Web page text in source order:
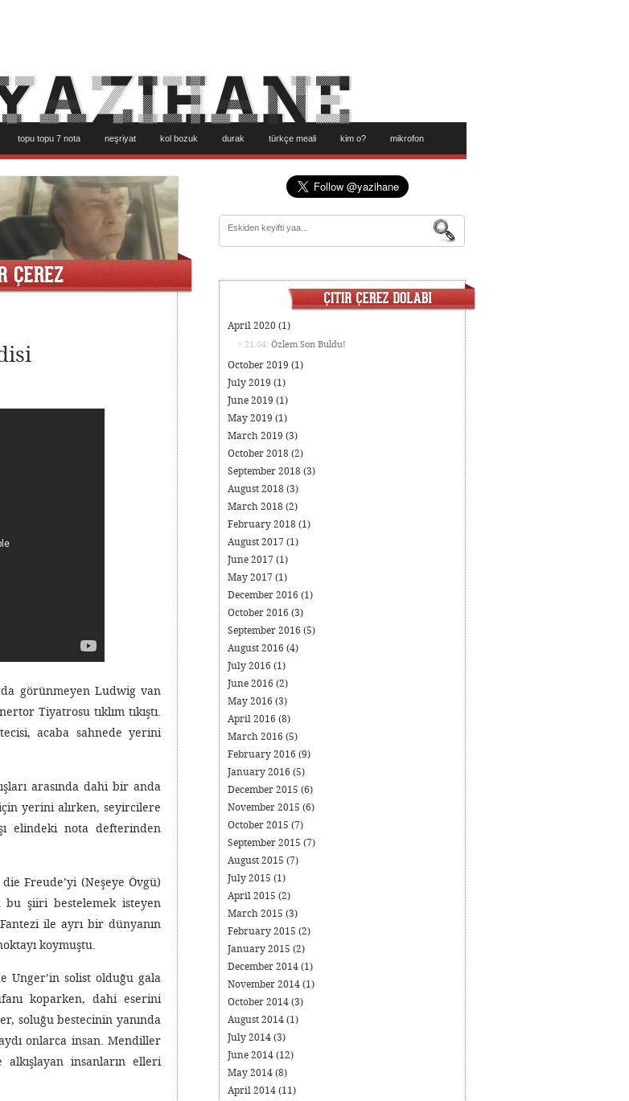
topu topu 7 nota neşriyat kol bozuk durak türkçe meali kim o? mikrofon
görünmeyen Ludwig van
Tiyatrosu tıklım tıkıştı.
acaba sahnede yerini
arasında dahi bir anda
yerini alırken, seyircilere
elindeki nota defterinden
Freude’yi (Neşeye Övgü)
bu şiiri bestelemek isteyen
ile ayrı bir dünyanın
koymuştu.
Unger’in solist olduğu gala
koparken, dahi eserini
soluğu bestecinin yanında
onlarca insan. Mendiller
alkışlayan insanların elleri
April 2020(1)
> 21.04: Özlem Son Buldu!
October 2019 (1)
July 2019 (1)
June 2019 (1)
May 2019 (1)
March 2019 (3)
October 2018 (2)
September 2018 (3)
August 2018 (3)
March 2018 (2)
February 2018 (1)
August 2017 (1)
June 2017 (1)
May 2017 (1)
December 2016 (1)
October 2016 (3)
September 2016 (5)
August 2016 (4)
July 2016 (1)
June 2016 (2)
May 2016 (3)
April 2016 (8)
March 2016 (5)
February 2016 (9)
January 2016 (5)
December 2015 (6)
November 2015 (6)
October 2015 (7)
September 2015 (7)
August 2015 (7)
July 2015 (1)
April 2015 (2)
March 2015 (3)
February 2015 (2)
January 2015 (2)
December 2014(1)
November 2014(1)
October 2014(3)
August 2014(1)
July 2014(3)
June 2014(12)
May 2014(8)
April 2014(11)